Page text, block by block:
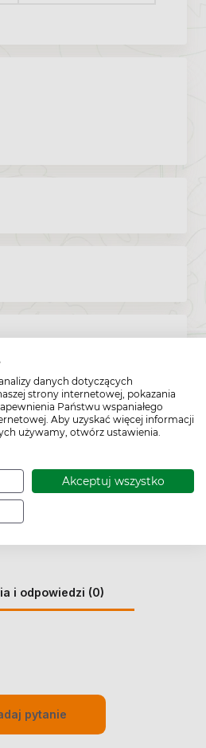
danych dotyczących
strony internetowej, pokazania
Państwu wspaniałego
Aby uzyskać więcej informacji
używamy, otwórz ustawienia.
Akceptuj wszystko
Używaj go zgodnie z instrukcją
lub etykietą.
i odpowiedzi (0)
pytanie